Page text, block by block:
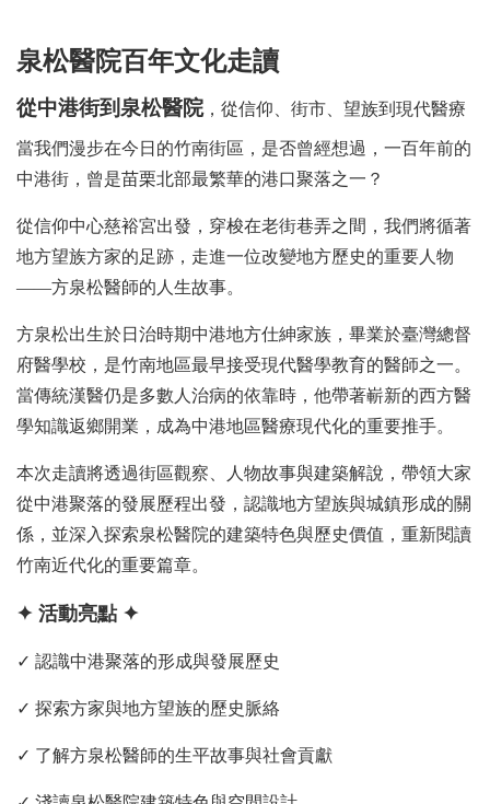
泉松醫院百年文化走讀
從中港街到泉松醫院，從信仰、街市、望族到現代醫療
當我們漫步在今日的竹南街區，是否曾經想過，一百年前的
中港街，曾是苗栗北部最繁華的港口聚落之一？
從信仰中心慈裕宮出發，穿梭在老街巷弄之間，我們將循著
地方望族方家的足跡，走進一位改變地方歷史的重要人物
——方泉松醫師的人生故事。
方泉松出生於日治時期中港地方仕紳家族，畢業於臺灣總督
府醫學校，是竹南地區最早接受現代醫學教育的醫師之一。
當傳統漢醫仍是多數人治病的依靠時，他帶著嶄新的西方醫
學知識返鄉開業，成為中港地區醫療現代化的重要推手。
本次走讀將透過街區觀察、人物故事與建築解說，帶領大家
從中港聚落的發展歷程出發，認識地方望族與城鎮形成的關
係，並深入探索泉松醫院的建築特色與歷史價值，重新閱讀
竹南近代化的重要篇章。
✦ 活動亮點 ✦
✓ 認識中港聚落的形成與發展歷史
✓ 探索方家與地方望族的歷史脈絡
✓ 了解方泉松醫師的生平故事與社會貢獻